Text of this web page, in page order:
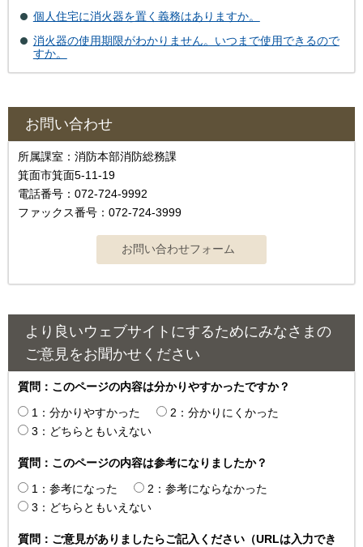
個人住宅に消火器を置く義務はありますか。
消火器の使用期限がわかりません。いつまで使用できるので
すか。
お問い合わせ
所属課室：消防本部消防総務課
箕面市箕面5-11-19
電話番号：072-724-9992
ファックス番号：072-724-3999
より良いウェブサイトにするためにみなさまの
ご意見をお聞かせください
質問：このページの内容は分かりやすかったですか？
1：分かりやすかった
2：分かりにくかった
3：どちらともいえない
質問：このページの内容は参考になりましたか？
1：参考になった
2：参考にならなかった
3：どちらともいえない
質問：ご意見がありましたらご記入ください（URLは入力でき